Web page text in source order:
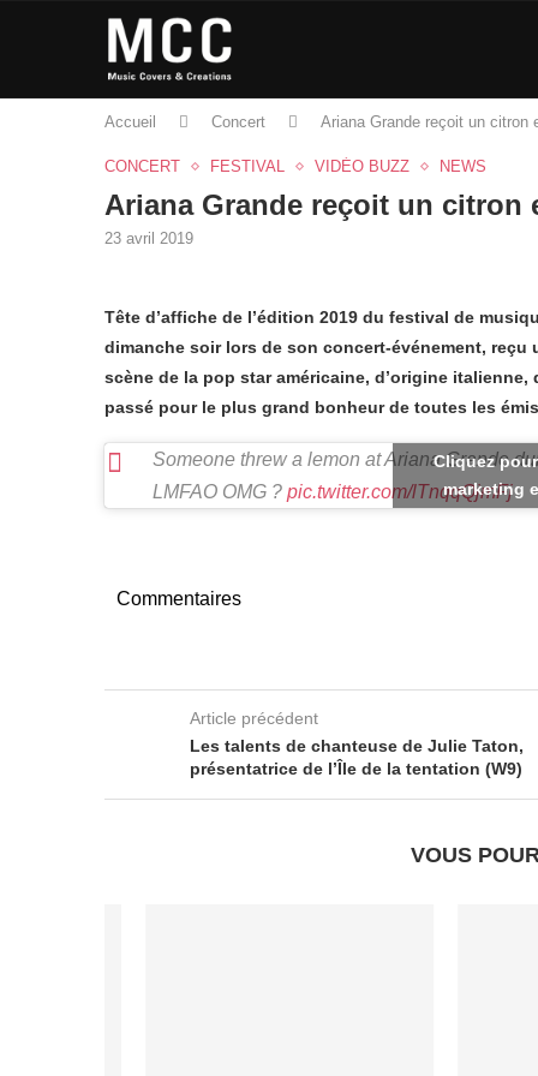
Accueil Concert Ariana Grande reçoit un citron
CONCERT FESTIVAL VIDÉO BUZZ NEWS
Ariana Grande reçoit un citron
23 avril 2019
Tête d’affiche de l’édition 2019 du festival de
dimanche soir lors de son concert-événement, reçu
scène de la pop star américaine, d’origine italienne,
passé pour le plus grand bonheur de toutes les
Someone threw a lemon at Ariana Grande
LMFAO OMG ? pic.twitter.com/lTnqqQjmFj
Cliquez
marketing
Commentaires
Article précédent
Les talents de chanteuse de Julie Taton,
présentatrice de l’Île de la tentation (W9)
VOUS